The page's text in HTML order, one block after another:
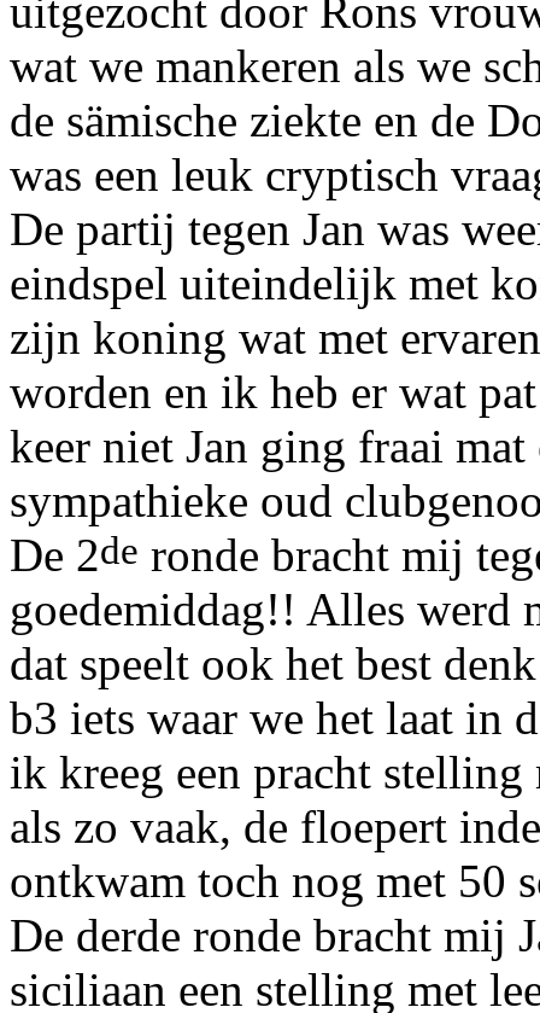
uitgezocht door Rons
wat we mankeren als we
de sämische ziekte en de
was een leuk cryptisch
De partij tegen Jan was
eindspel uiteindelijk met
zijn koning wat met
worden en ik heb er wat
keer niet Jan ging fraai
sympathieke oud
De 2de ronde bracht mij
goedemiddag!! Alles werd
dat speelt ook het best
b3 iets waar we het laat in
ik kreeg een pracht
als zo vaak, de floepert
ontkwam toch nog met 50
De derde ronde bracht mij
siciliaan een stelling met